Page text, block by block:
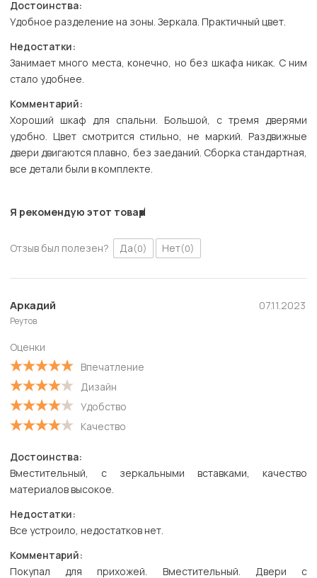
Достоинства:
Удобное разделение на зоны. Зеркала. Практичный цвет.
Недостатки:
Занимает много места, конечно, но без шкафа никак. С ним
стало удобнее.
Комментарий:
Хороший шкаф для спальни. Большой, с тремя дверями
удобно. Цвет смотрится стильно, не маркий. Раздвижные
двери двигаются плавно, без заеданий. Сборка стандартная,
все детали были в комплекте.
Я рекомендую этот товар
Отзыв был полезен? Да(0) Нет(0)
Аркадий
Реутов
Оценки
Впечатление
Дизайн
Удобство
Качество
07.11.2023
Достоинства:
Вместительный, с зеркальными вставками, качество
материалов высокое.
Недостатки:
Все устроило, недостатков нет.
Комментарий:
Покупал для прихожей. Вместительный. Двери с